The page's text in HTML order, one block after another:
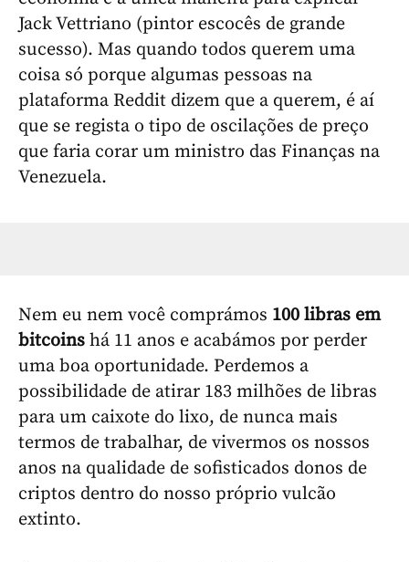
Jack Vettriano (pintor escocês de grande
sucesso). Mas quando todos querem uma
coisa só porque algumas pessoas na
plataforma Reddit dizem que a querem, é aí
que se regista o tipo de oscilações de preço
que faria corar um ministro das Finanças na
Venezuela.
Nem eu nem você comprámos 100 libras em
bitcoins há 11 anos e acabámos por perder
uma boa oportunidade. Perdemos a
possibilidade de atirar 183 milhões de libras
para um caixote do lixo, de nunca mais
termos de trabalhar, de vivermos os nossos
anos na qualidade de sofisticados donos de
criptos dentro do nosso próprio vulcão
extinto.